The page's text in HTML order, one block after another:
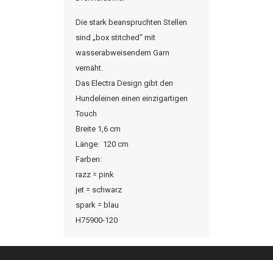
Die stark beanspruchten Stellen
sind „box stitched“ mit
wasserabweisendem Garn
vernäht.
Das Electra Design gibt den
Hundeleinen einen einzigartigen
Touch
Breite 1,6 cm
Länge: 120 cm
Farben:
razz = pink
jet = schwarz
spark = blau
H75900-120